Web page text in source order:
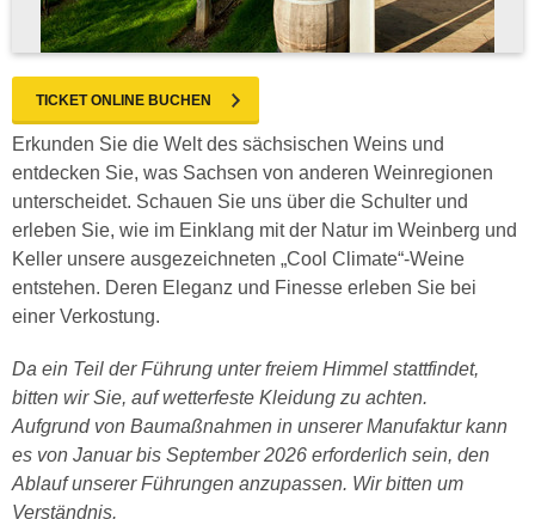
TICKET ONLINE BUCHEN
Erkunden Sie die Welt des sächsischen Weins und
entdecken Sie, was Sachsen von anderen Weinregionen
unterscheidet. Schauen Sie uns über die Schulter und
erleben Sie, wie im Einklang mit der Natur im Weinberg und
Keller unsere ausgezeichneten „Cool Climate“-Weine
entstehen. Deren Eleganz und Finesse erleben Sie bei
einer Verkostung.
Da ein Teil der Führung unter freiem Himmel stattfindet,
bitten wir Sie, auf wetterfeste Kleidung zu achten.
Aufgrund von Baumaßnahmen in unserer Manufaktur kann
es von Januar bis September 2026 erforderlich sein, den
Ablauf unserer Führungen anzupassen. Wir bitten um
Verständnis.